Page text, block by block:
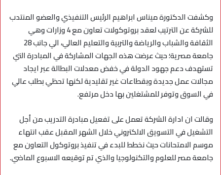
وكشفت الدكتورة ميناس ابراهيم الرئيس التنفيذي والعضو المنتدب
للشركة عن الترتيب لعقد بروتوكولات تعاون مع 4 وزارات وهي
الثقافة والشباب والرياضة والتربية والتعليم العالي، الي جانب 28
جامعة مصرية؛ حيث عرضت هذه الجهات المشاركة في المبادرة التي
تستهدف دعم جهود الدولة في خفض معدلات البطالة عبر ايجاد
مجالات عمل جديدة وبقطاعات غير تقليدية لكنها تحظي بطلب عالي
في السوق وتوفر للمشتغلين بها دخل مرتفع.
وقالت ان ادارة الشركة تعمل على تفعيل مبادرة التدريب من أجل
التشغيل في التسويق الالكتروني خلال الشهر المقبل عقب انتهاء
موسم الامتحانات حيث نخطط للبدء في تنفيذ بروتوكول التعاون مع
جامعة مصر للعلوم والتكنولوجيا والذي تم توقيعه الاسبوع الماضي.